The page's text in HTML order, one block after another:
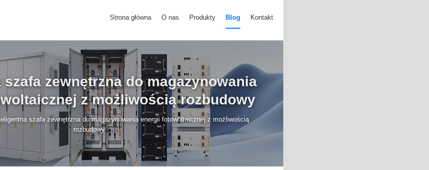
Strona główna O nas Produkty Blog Kontakt
zewnętrzna do magazynowania
z możliwością rozbudowy
szafa zewnętrzna do magazynowania energii fotowoltaicznej z możliwością
rozbudowy